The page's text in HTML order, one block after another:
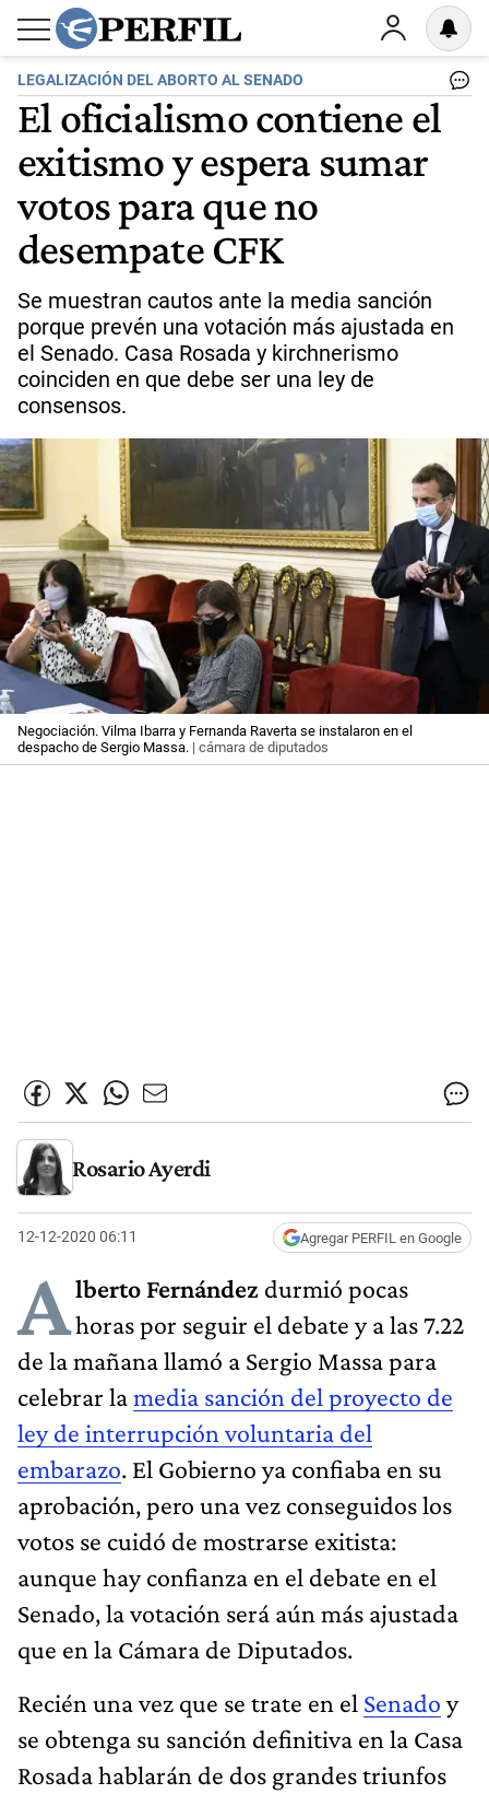
LEGALIZACIÓN DEL ABORTO AL SENADO
El oficialismo contiene el
exitismo y espera sumar
votos para que no
desempate CFK
Se muestran cautos ante la media sanción
porque prevén una votación más ajustada en
el Senado. Casa Rosada y kirchnerismo
coinciden en que debe ser una ley de
consensos.
Negociación. Vilma Ibarra y Fernanda Raverta se instalaron en el
despacho de Sergio Massa. | cámara de diputados
Rosario Ayerdi
12-12-2020 06:11 Agregar PERFIL en Google
Alberto Fernández durmió pocas
horas por seguir el debate y a las 7.22
de la mañana llamó a Sergio Massa para
celebrar lamedia sanción del proyecto de
ley de interrupción voluntaria del
embarazo. El Gobierno ya confiaba en su
aprobación, pero una vez conseguidos los
votos se cuidó de mostrarse exitista:
aunque hay confianza en el debate en el
Senado, la votación será aún más ajustada
que en la Cámara de Diputados.
Recién una vez que se trate en el Senado y
se obtenga su sanción definitiva en la Casa
Rosada hablarán de dos grandes triunfos